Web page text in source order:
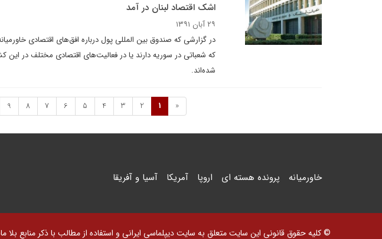
اشک اقتصاد لبنان در آمد
۲۹ آبان ۱۳۹۱
در گزارشی که صندوق بین المللی پول درباره افق‌های اقتصادی
که شعباتی در سوریه دارند یا در فعالیت‌های اقتصادی مختلف در
شده‌اند.
«
1
2
3
4
5
6
7
8
9
خاورمیانه پرونده هسته ای اروپا آمریکا آسیا و آفریقا
© کلیه حقوق قانونی این سایت متعلق به سایت دیپلماسی ایرانی و استفاده از مطالب با ذکر منابع بلا